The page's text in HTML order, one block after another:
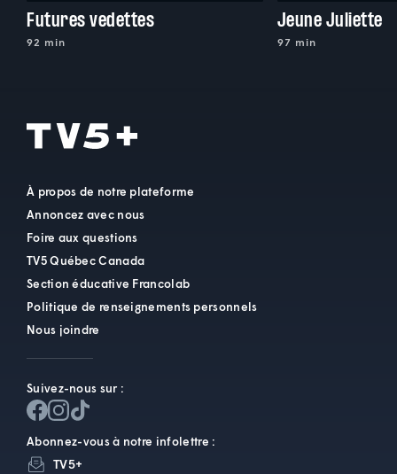
Futures vedettes
92 min
Jeune Juliette
97 min
À propos de notre plateforme
Annoncez avec nous
Foire aux questions
TV5 Québec Canada
Section éducative Francolab
Politique de renseignements personnels
Nous joindre
Suivez-nous sur :
Abonnez-vous à notre infolettre :
TV5+